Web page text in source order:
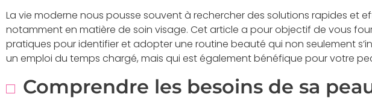
La vie moderne nous pousse souvent à rechercher des solutions rapides et
notamment en matière de soin visage. Cet article a pour objectif de vous
pratiques pour identifier et adopter une routine beauté qui non seulement
un emploi du temps chargé, mais qui est également bénéfique pour votre
Comprendre les besoins de sa